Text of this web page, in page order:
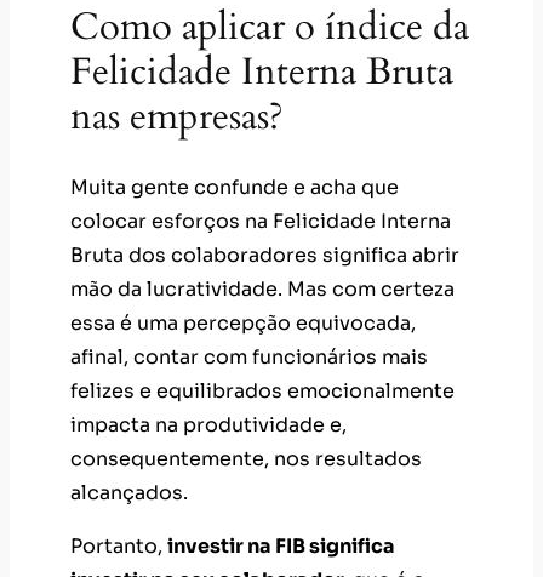
Como aplicar o índice da
Felicidade Interna Bruta
nas empresas?
Muita gente confunde e acha que
colocar esforços na Felicidade Interna
Bruta dos colaboradores significa abrir
mão da lucratividade. Mas com certeza
essa é uma percepção equivocada,
afinal, contar com funcionários mais
felizes e equilibrados emocionalmente
impacta na produtividade e,
consequentemente, nos resultados
alcançados.
Portanto, investir na FIB significa